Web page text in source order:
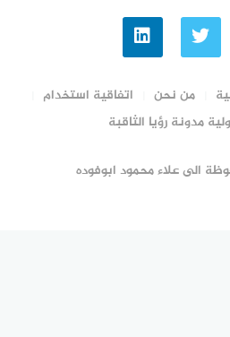
من نحن
اتفاقية استخدام
مدونة رؤيا الثاقبة
الى علاء محمود ابوفوده